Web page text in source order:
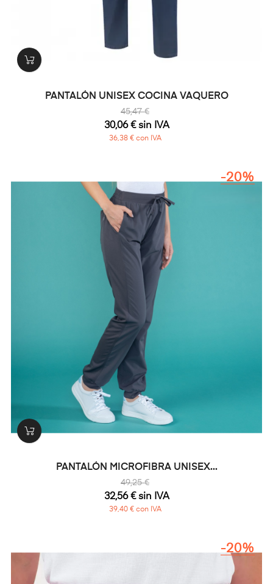
PANTALÓN UNISEX COCINA VAQUERO
45,47 €
30,06 € sin IVA
36,38 € con IVA
PANTALÓN MICROFIBRA UNISEX...
49,25 €
-20%
32,56 € sin IVA
39,40 € con IVA
-20%